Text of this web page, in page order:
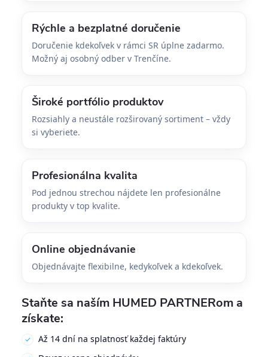
Rýchle a bezplatné doručenie
Doručenie kdekoľvek v rámci SR úplne zadarmo.
Možný aj osobný odber v Trenčíne.
Široké portfólio produktov
Rozsiahly a neustále rozširovaný sortiment – vždy
si vyberiete.
Profesionálna kvalita
Pod jednou strechou nájdete len profesionálne
produkty v top kvalite.
Online objednávanie
Objednávajte flexibilne, kedykoľvek a kdekoľvek.
Staňte sa naším HUMED PARTNERom a
získate:
Až 14 dní na splatnosť každej faktúry